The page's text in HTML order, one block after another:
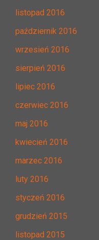
listopad 2016
październik 2016
wrzesień 2016
sierpień 2016
lipiec 2016
czerwiec 2016
maj 2016
kwiecień 2016
marzec 2016
luty 2016
styczeń 2016
grudzień 2015
listopad 2015